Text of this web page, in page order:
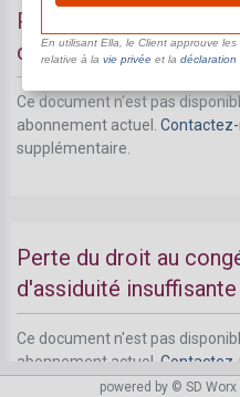
Perte du droit au
d'utilisation
Ce document n'est pas
abonnement actuel.
supplémentaire.
Perte du droit au
d'assiduité
Ce document n'est pas
abonnement actuel.
supplémentaire.powered by © SD Worx
En utilisant Ella, le Client approuve les
relative à la vie privéeet la déclaration